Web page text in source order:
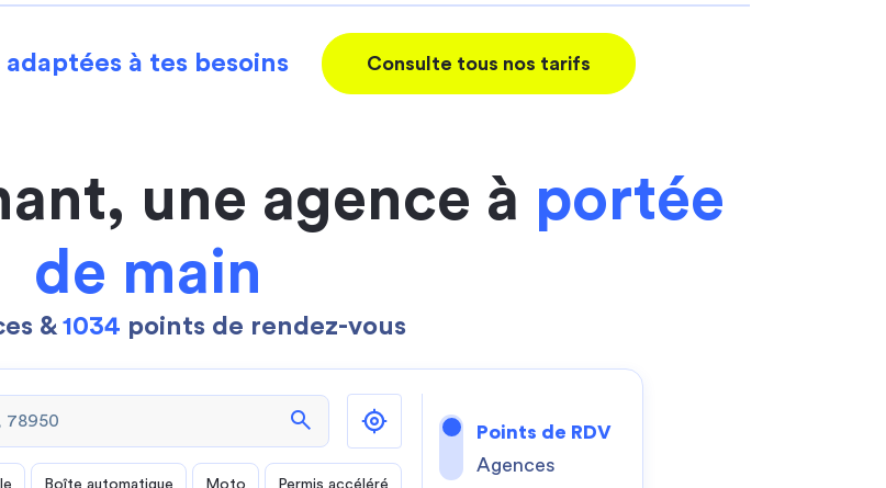
adaptées à tes besoins Consulte tous nos tarifs
une agence à portée
de main
& 1034 points de rendez-vous
search
Boîte automatique Moto Permis accéléré
Points de RDV
Agences